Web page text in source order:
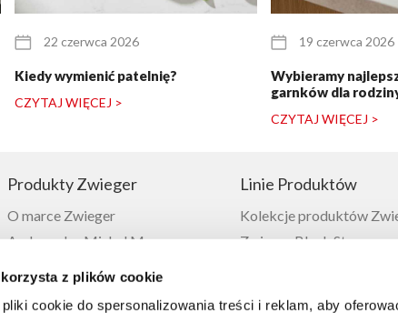
z plików cookie
cookie do spersonalizowania treści i reklam, aby
22 czerwca 2026
Kiedy wymienić patelnię?
CZYTAJ WIĘCEJ >
19 czerwca 2026
Wybieramy
garnków dla
CZYTAJ WIĘCEJ >
Produkty Zwieger
O marce Zwieger
Ambasador Michel Moran
Garnki Zwieger
Linie Produktów
Kolekcje produktów
Zwieger Black Stone